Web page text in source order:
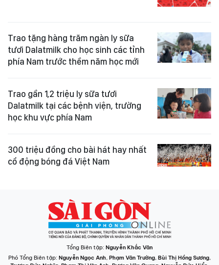
Trao tặng hàng trăm ngàn ly sữa
tươi Dalatmilk cho học sinh các tỉnh
phía Nam trước thềm năm học mới
Trao gần 1,2 triệu ly sữa tươi
Dalatmilk tại các bệnh viện, trường
học khu vực phía Nam
300 triệu đồng cho bài hát hay nhất
cổ động bóng đá Việt Nam
Tổng Biên tập: Nguyễn Khắc Văn
Phó Tổng Biên tập: Nguyễn Ngọc Anh, Phạm Văn Trường, Bùi Thị Hồng Sương,